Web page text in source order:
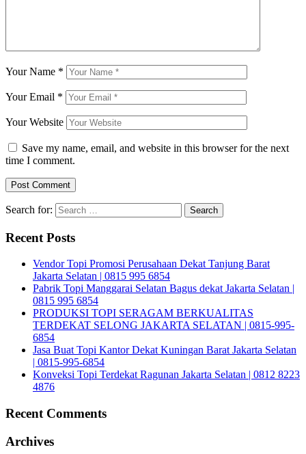
Your Name *
Your Email *
Your Website
Save my name, email, and website in this browser for the next
time I comment.
Search for:
Recent Posts
Vendor Topi Promosi Perusahaan Dekat Tanjung Barat
Jakarta Selatan | 0815 995 6854
Pabrik Topi Manggarai Selatan Bagus dekat Jakarta Selatan |
0815 995 6854
PRODUKSI TOPI SERAGAM BERKUALITAS
TERDEKAT SELONG JAKARTA SELATAN | 0815-995-
6854
Jasa Buat Topi Kantor Dekat Kuningan Barat Jakarta Selatan
| 0815-995-6854
Konveksi Topi Terdekat Ragunan Jakarta Selatan | 0812 8223
4876
Recent Comments
Archives